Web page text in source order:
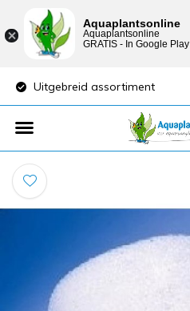
Uitgebreid assortiment
Aquaplantsonline
Aquaplantsonline
GRATIS - In Google Play